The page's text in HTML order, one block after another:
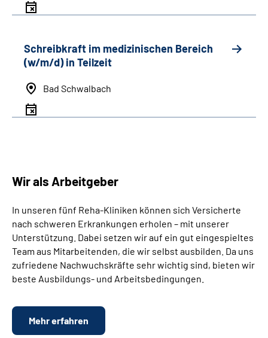
Schreibkraft im medizinischen Bereich
(w/m/d) in Teilzeit
Bad Schwalbach
Wir als Arbeitgeber
In unseren fünf Reha-Kliniken können sich Versicherte
nach schweren Erkrankungen erholen – mit unserer
Unterstützung. Dabei setzen wir auf ein gut eingespieltes
Team aus Mitarbeitenden, die wir selbst ausbilden. Da uns
zufriedene Nachwuchskräfte sehr wichtig sind, bieten wir
beste Ausbildungs- und Arbeitsbedingungen.
Mehr erfahren